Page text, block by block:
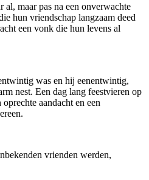
al, maar pas na een onverwachte
hun vriendschap langzaam deed
een vonk die hun levens al
was en hij eenentwintig,
nest. Een dag lang feestvieren op
aandacht en een
vrienden werden,